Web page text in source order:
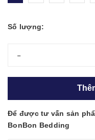
Số lượng:
-
Để được tư vấn sản
BonBon Bedding